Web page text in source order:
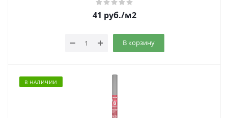
41 руб./м2
В корзину
В НАЛИЧИИ